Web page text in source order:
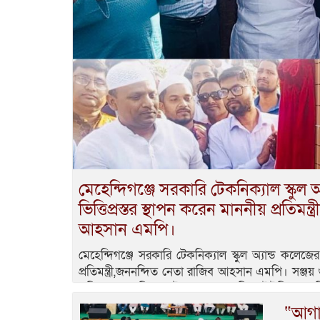
মেহেন্দিগঞ্জে সরকারি টেকনিক্যাল স্কুল
ভিত্তিপ্রস্তর স্থাপন করেন মাননীয়
আহসান এমপি।
মেহেন্দিগঞ্জে সরকারি টেকনিক্যাল স্কুল অ্যান্ড
প্রতিমন্ত্রী,জননন্দিত নেতা রাজিব আহসান এমপি। সঞ্জয়
স্থাপনবিস্তারিত